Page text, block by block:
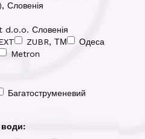
Словенія
Словенія
ZUBR, ТМ
Одеса
Metron
Багатоструменевий
води: